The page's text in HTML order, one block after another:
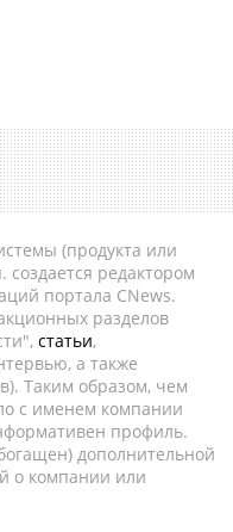
(продукта или
создается редактором
портала CNews.
разделов
статьи,
а также
Таким образом, чем
с именем компании
профиль.
дополнительной
о компании или